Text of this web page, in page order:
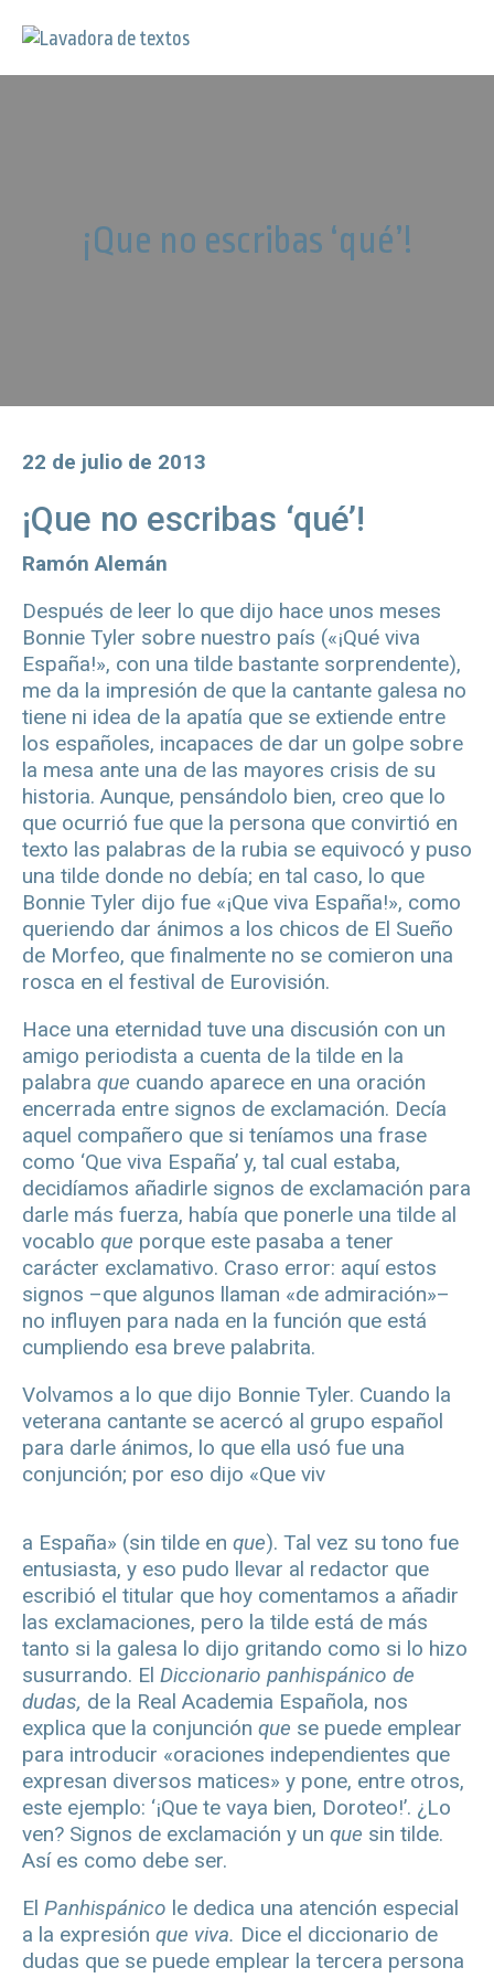
¡Que no escribas ‘qué’!
22 de julio de 2013
¡Que no escribas ‘qué’!
Ramón Alemán
Después de leer lo que dijo hace unos meses
Bonnie Tyler sobre nuestro país («¡Qué viva
España!», con una tilde bastante sorprendente),
me da la impresión de que la cantante galesa no
tiene ni idea de la apatía que se extiende entre
los españoles, incapaces de dar un golpe sobre
la mesa ante una de las mayores crisis de su
historia. Aunque, pensándolo bien, creo que lo
que ocurrió fue que la persona que convirtió en
texto las palabras de la rubia se equivocó y puso
una tilde donde no debía; en tal caso, lo que
Bonnie Tyler dijo fue «¡Que viva España!», como
queriendo dar ánimos a los chicos de El Sueño
de Morfeo, que finalmente no se comieron una
rosca en el festival de Eurovisión.
Hace una eternidad tuve una discusión con un
amigo periodista a cuenta de la tilde en la
palabra que cuando aparece en una oración
encerrada entre signos de exclamación. Decía
aquel compañero que si teníamos una frase
como ‘Que viva España’ y, tal cual estaba,
decidíamos añadirle signos de exclamación para
darle más fuerza, había que ponerle una tilde al
vocablo que porque este pasaba a tener
carácter exclamativo. Craso error: aquí estos
signos –que algunos llaman «de admiración»–
no influyen para nada en la función que está
cumpliendo esa breve palabrita.
Volvamos a lo que dijo Bonnie Tyler. Cuando la
veterana cantante se acercó al grupo español
para darle ánimos, lo que ella usó fue una
conjunción; por eso dijo «Que viv
a España» (sin tilde en que). Tal vez su tono fue
entusiasta, y eso pudo llevar al redactor que
escribió el titular que hoy comentamos a añadir
las exclamaciones, pero la tilde está de más
tanto si la galesa lo dijo gritando como si lo hizo
susurrando. El Diccionario panhispánico de
dudas, de la Real Academia Española, nos
explica que la conjunción que se puede emplear
para introducir «oraciones independientes que
expresan diversos matices» y pone, entre otros,
este ejemplo: ‘¡Que te vaya bien, Doroteo!’. ¿Lo
ven? Signos de exclamación y un que sin tilde.
Así es como debe ser.
El Panhispánico le dedica una atención especial
a la expresión que viva. Dice el diccionario de
dudas que se puede emplear la tercera persona